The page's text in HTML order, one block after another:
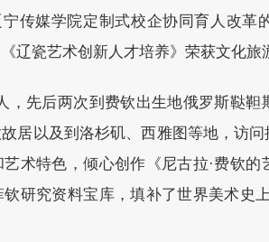
宁传媒学院定制式校企协同育人改革
辽瓷艺术创新人才培养》荣获文化旅
，先后两次到费钦出生地俄罗斯鞑
居以及到洛杉矶、西雅图等地，访
术特色，倾心创作《尼古拉·费钦
研究资料宝库，填补了世界美术史